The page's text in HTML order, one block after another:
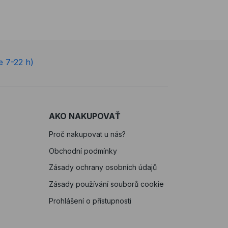
7-22 h)
AKO NAKUPOVAŤ
Proč nakupovat u nás?
Obchodní podmínky
Zásady ochrany osobních údajů
Zásady používání souborů cookie
Prohlášení o přístupnosti